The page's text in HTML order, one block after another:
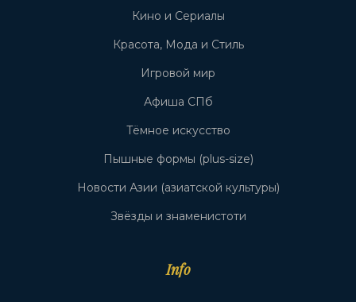
Кино и Сериалы
Красота, Мода и Стиль
Игровой мир
Афиша СПб
Тёмное искусство
Пышные формы (plus-size)
Новости Азии (азиатской культуры)
Звёзды и знаменистоти
Info